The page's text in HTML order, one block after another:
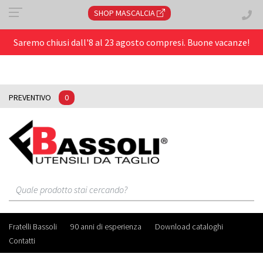
Saremo chiusi dall'8 al 23 agosto compresi. Buone vacanze!
PREVENTIVO 0
Fratelli Bassoli 90 anni di esperienza
Download cataloghi
Contatti
SHOP MASCALCIA